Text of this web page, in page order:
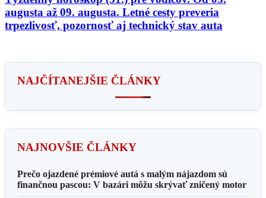
augusta až 09. augusta. Letné cesty preveria
trpezlivosť, pozornosť aj technický stav auta
NAJČÍTANEJŠIE ČLÁNKY
NAJNOVŠIE ČLÁNKY
Prečo ojazdené prémiové autá s malým nájazdom sú
finančnou pascou: V bazári môžu skrývať zničený motor